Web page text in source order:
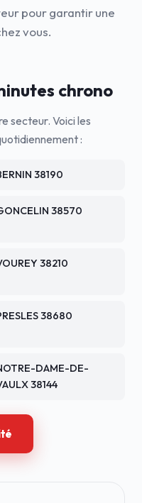
pour garantir une
vous.
chrono
secteur. Voici les
:
38190
38570
38210
38680
DAME-DE-
38144